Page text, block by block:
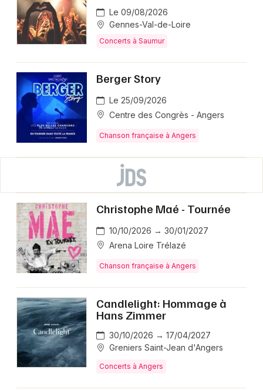
Le 09/08/2026
Gennes-Val-de-Loire
Concerts à Saumur
Berger Story
Le 25/09/2026
Centre des Congrès - Angers
Chanson française à Angers
Christophe Maé - Tournée
10/10/2026 → 30/01/2027
Arena Loire Trélazé
Chanson française à Angers
Candlelight: Hommage à
Hans Zimmer
30/10/2026 → 17/04/2027
Greniers Saint-Jean d'Angers
Concerts à Angers